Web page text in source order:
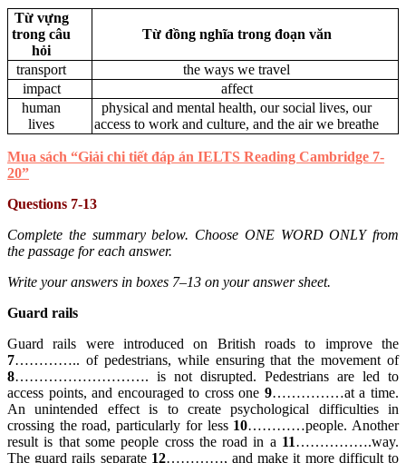
Từ vựng
trong câu
hỏi
Từ đồng nghĩa trong đoạn văn
transport
the ways we travel
impact
affect
human
lives
physical and mental health, our social lives, our
access to work and culture, and the air we breathe
Mua sách “Giải chi tiết đáp án IELTS Reading Cambridge 7-
20”
Questions 7-13
Complete the summary below. Choose ONE WORD ONLY from
the passage for each answer.
Write your answers in boxes 7–13 on your answer sheet.
Guard rails
Guard rails were introduced on British roads to improve the
7………….. of pedestrians, while ensuring that the movement of
8………………………. is not disrupted. Pedestrians are led to
access points, and encouraged to cross one 9……………at a time.
An unintended effect is to create psychological difficulties in
crossing the road, particularly for less 10…………people. Another
result is that some people cross the road in a 11…………….way.
The guard rails separate 12…………, and make it more difficult to